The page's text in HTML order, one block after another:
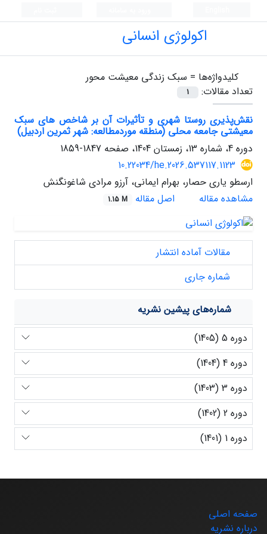
اکولوژی انسانی
کلیدواژه‌ها = سبک زندگی معیشت محور
تعداد مقالات:
1
نقش‌پذیری روستا شهری و تأثیرات آن بر شاخص های سبک
معیشتی جامعه محلی (منطقه موردمطالعه: شهر ثمرین اردبیل)
دوره 4، شماره 13، زمستان 1404، صفحه
1847-1859
10.22034/he.2026.537117.1123
ارسطو یاری حصار، بهرام ایمانی، آرزو مرادی شاغونگنش
مشاهده مقاله
اصل مقاله 1.15 M
مقالات آماده انتشار
شماره جاری
شماره‌های پیشین نشریه
دوره 5 (1405)
دوره 4 (1404)
دوره 3 (1403)
دوره 2 (1402)
دوره 1 (1401)
صفحه اصلی
درباره نشریه